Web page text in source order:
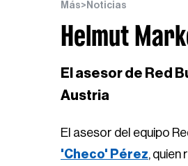
Más> Noticias
Helmut
El asesor de Red
Austria
El asesor del equipo
'Checo' Pérez, quien